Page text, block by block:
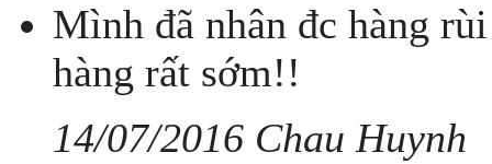
Mình đã nhân đc hàng
hàng rất sớm!!
14/07/2016 Chau Huynh